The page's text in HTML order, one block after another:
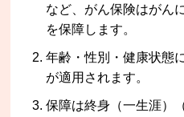
など、がん保険はがん
を保障します。
年齢・性別・健康状態
が適用されます。
保障は終身（一生涯）